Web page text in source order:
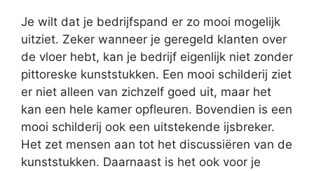
Je wilt dat je bedrijfspand er zo mooi mogelijk
uitziet. Zeker wanneer je geregeld klanten over
de vloer hebt, kan je bedrijf eigenlijk niet zonder
pittoreske kunststukken. Een mooi schilderij ziet
er niet alleen van zichzelf goed uit, maar het
kan een hele kamer opfleuren. Bovendien is een
mooi schilderij ook een uitstekende ijsbreker.
Het zet mensen aan tot het discussiëren van de
kunststukken. Daarnaast is het ook voor je